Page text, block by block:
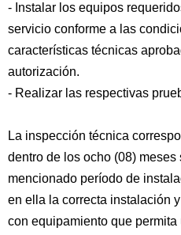
- Instalar los equipos
servicio conforme a las
características técnicas
autorización.
- Realizar las respectivas
La inspección técnica
dentro de los ocho (08)
mencionado período de
en ella la correcta instalación
con equipamiento que